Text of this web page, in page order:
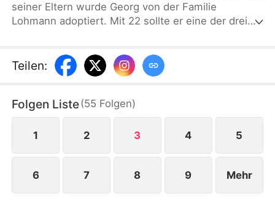
seiner Eltern wurde Georg von der Familie
Lohmann adoptiert. Mit 22 sollte er eine der drei
ab. In seiner Verzweiflung heiratet er Yvonne, die
ihn seit Jahren liebt. Die Schwestern verlieren
Stefan blind vertrauen...
Teilen:
Folgen Liste(55 Folgen)
1 2 3 4 5
6 7 8 9 Mehr